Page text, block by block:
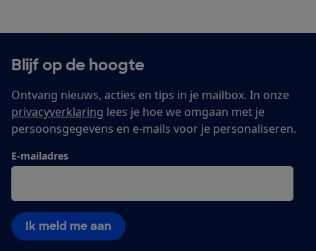
Blijf op de hoogte
Ontvang nieuws, acties en tips in je mailbox. In onze
privacyverklaring lees je hoe we omgaan met je
persoonsgegevens en e-mails voor je personaliseren.
E-mailadres
Ik meld me aan